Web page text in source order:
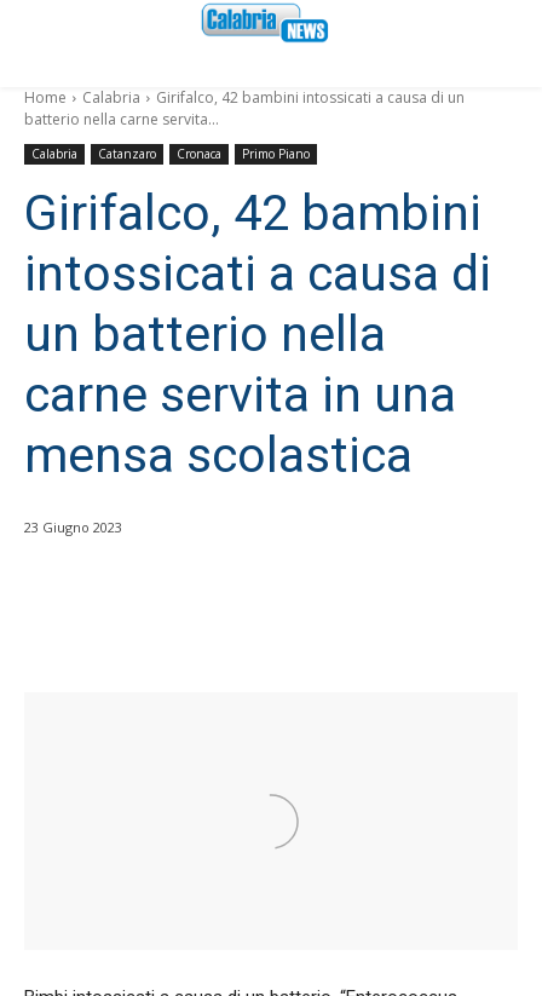
Home Calabria
Girifalco, 42 bambini intossicati a causa di un
batterio nella carne servita...
Calabria Catanzaro Cronaca Primo Piano
Girifalco, 42 bambini
intossicati a causa di
un batterio nella
carne servita in una
mensa scolastica
23 Giugno 2023